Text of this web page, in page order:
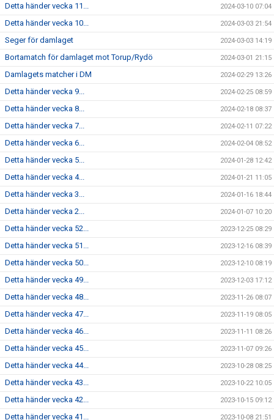
Detta händer vecka 11... 2024-03-10 07:04
Detta händer vecka 10... 2024-03-03 21:54
Seger för damlaget 2024-03-03 14:19
Bortamatch för damlaget mot Torup/Rydö 2024-03-01 21:15
Damlagets matcher i DM 2024-02-29 13:26
Detta händer vecka 9... 2024-02-25 08:59
Detta händer vecka 8... 2024-02-18 08:37
Detta händer vecka 7... 2024-02-11 07:22
Detta händer vecka 6... 2024-02-04 08:52
Detta händer vecka 5... 2024-01-28 12:42
Detta händer vecka 4... 2024-01-21 11:05
Detta händer vecka 3... 2024-01-16 18:44
Detta händer vecka 2... 2024-01-07 10:20
Detta händer vecka 52... 2023-12-25 08:29
Detta händer vecka 51... 2023-12-16 08:39
Detta händer vecka 50... 2023-12-10 08:19
Detta händer vecka 49... 2023-12-03 17:12
Detta händer vecka 48... 2023-11-26 08:07
Detta händer vecka 47... 2023-11-19 08:05
Detta händer vecka 46... 2023-11-11 08:26
Detta händer vecka 45... 2023-11-07 09:26
Detta händer vecka 44... 2023-10-28 08:25
Detta händer vecka 43... 2023-10-22 10:05
Detta händer vecka 42... 2023-10-15 09:12
Detta händer vecka 41... 2023-10-08 21:51